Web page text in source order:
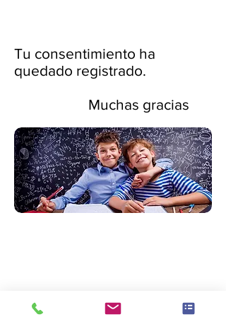
Tu consentimiento ha
quedado registrado.
Muchas gracias